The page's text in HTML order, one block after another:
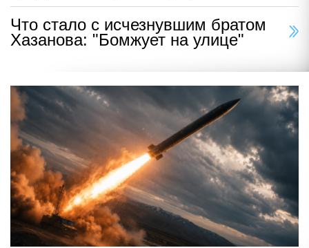
Что стало с исчезнувшим братом
Хазанова: "Бомжует на улице"